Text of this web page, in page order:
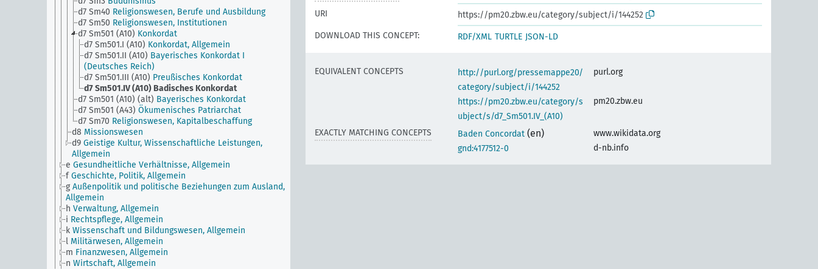
d7 Sm40 Religionswesen, Berufe und Ausbildung
d7 Sm50 Religionswesen, Institutionen
d7 Sm501 (A10) Konkordat
d7 Sm501.I (A10) Konkordat, Allgemein
d7 Sm501.II (A10) Bayerisches Konkordat I
(Deutsches Reich)
d7 Sm501.III (A10) Preußisches Konkordat
d7 Sm501.IV (A10) Badisches Konkordat
d7 Sm501 (A10) (alt) Bayerisches Konkordat
d7 Sm501 (A43) Ökumenisches Patriarchat
d7 Sm70 Religionswesen, Kapitalbeschaffung
d8 Missionswesen
d9 Geistige Kultur, Wissenschaftliche Leistungen,
Allgemein
e Gesundheitliche Verhältnisse, Allgemein
f Geschichte, Politik, Allgemein
g Außenpolitik und politische Beziehungen zum Ausland,
Allgemein
h Verwaltung, Allgemein
i Rechtspflege, Allgemein
k Wissenschaft und Bildungswesen, Allgemein
l Militärwesen, Allgemein
m Finanzwesen, Allgemein
n Wirtschaft, Allgemein
URI
https://pm20.zbw.eu/category/subject/i/144252
DOWNLOAD THIS CONCEPT:
RDF/XML TURTLE JSON-LD
EQUIVALENT CONCEPTS
http://purl.org/pressemappe20/
category/subject/i/144252
purl.org
https://pm20.zbw.eu/category/s
ubject/s/d7_Sm501.IV_(A10)
pm20.zbw.eu
EXACTLY MATCHING CONCEPTS Baden Concordat (en)
www.wikidata.org
gnd:4177512-0
d-nb.info